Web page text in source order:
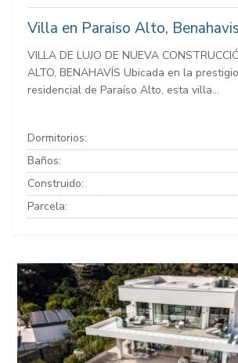
Villa en Paraiso Alto, Benahavis
VILLA DE LUJO DE NUEVA
ALTO, BENAHAVÍS Ubicada en la
residencial de Paraíso Alto, esta villa...
Dormitorios:
Baños:
Construido:
Parcela: